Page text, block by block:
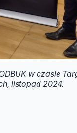
w czasie
listopad 2024.